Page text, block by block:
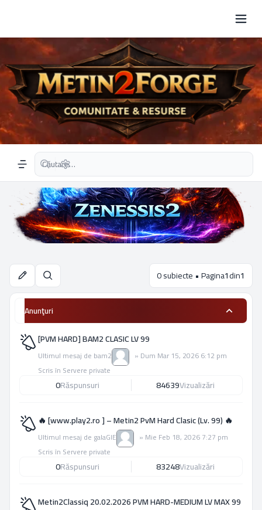
Navigation menu
Căutare avansată
Căutare 0 subiecte • Pagina1din1
Anunţuri
[PVM HARD] BAM2 CLASIC LV 99
Ultimul mesaj de bam2 » Dum Mar 15, 2026 6:12 pm
Scris în Servere private
0Răspunsuri 84639Vizualizări
🔥 [www.play2.ro ] – Metin2 PvM Hard Clasic (Lv. 99) 🔥
Ultimul mesaj de galaGIE » Mie Feb 18, 2026 7:27 pm
Scris în Servere private
0Răspunsuri 83248Vizualizări
Metin2Classiq 20.02.2026 PVM HARD-MEDIUM LV MAX 99